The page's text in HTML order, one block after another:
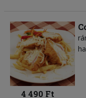
4 490 Ft